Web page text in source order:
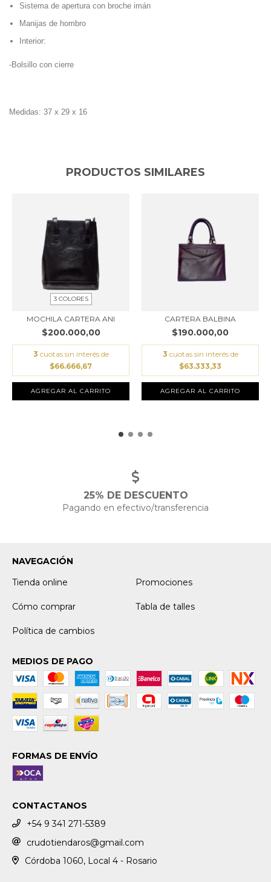
Sistema de apertura con broche imán
Manijas de hombro
Interior:
-Bolsillo con cierre
Medidas: 37 x 29 x 16
PRODUCTOS SIMILARES
3 COLORES
MOCHILA CARTERA ANI
$200.000,00
3 cuotas sin interés de
$66.666,67
AGREGAR AL CARRITO
CARTERA BALBINA
$190.000,00
3 cuotas sin interés de
$63.333,33
AGREGAR AL CARRITO
25% DE DESCUENTO
Pagando en efectivo/transferencia
NAVEGACIÓN
Tienda online
Promociones
Cómo comprar Tabla de talles
Política de cambios
MEDIOS DE PAGO
FORMAS DE ENVÍO
CONTACTANOS
+54 9 341 271-5389
crudotiendaros@gmail.com
Córdoba 1060, Local 4 - Rosario